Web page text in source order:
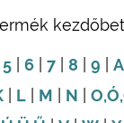
5 6 7 8 9 A
| L| M N O,Ó